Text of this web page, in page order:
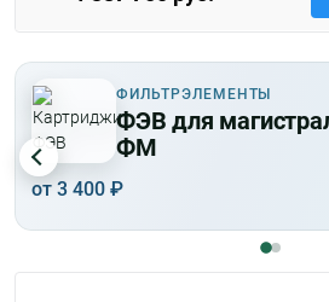
ФИЛЬТРЭЛЕМЕНТЫ
ФЭВ для
ФМ
от 3 400 ₽